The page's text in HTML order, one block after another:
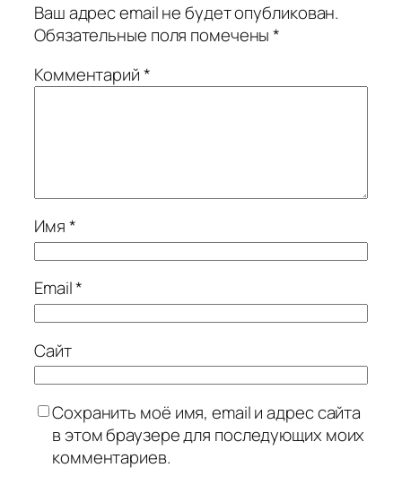
Ваш адрес email не будет опубликован.
Обязательные поля помечены*
Комментарий*
Имя*
Email*
Сайт
Сохранить моё имя, email и адрес сайта
в этом браузере для последующих моих
комментариев.